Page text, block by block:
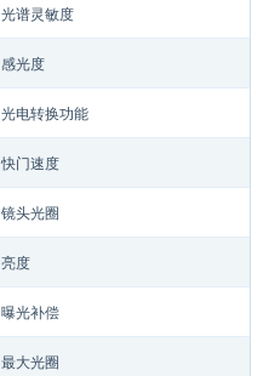
光谱灵敏度
感光度
光电转换功能
快门速度
镜头光圈
亮度
曝光补偿
最大光圈